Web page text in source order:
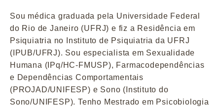
Sou médica graduada pela Universidade Federal
do Rio de Janeiro (UFRJ) e fiz a Residência em
Psiquiatria no Instituto de Psiquiatria da UFRJ
(IPUB/UFRJ). Sou especialista em Sexualidade
Humana (IPq/HC-FMUSP), Farmacodependências
e Dependências Comportamentais
(PROJAD/UNIFESP) e Sono (Instituto do
Sono/UNIFESP). Tenho Mestrado em Psicobiologia